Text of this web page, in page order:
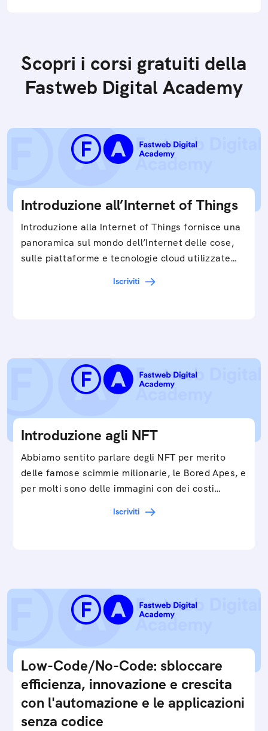
Scopri i corsi gratuiti della
Fastweb Digital Academy
Introduzione all’Internet of Things
Introduzione alla Internet of Things fornisce una
panoramica sul mondo dell’Internet delle cose,
sulle piattaforme e tecnologie cloud utilizzate
Iscriviti
Introduzione agli NFT
Abbiamo sentito parlare degli NFT per merito
delle famose scimmie milionarie, le Bored Apes, e
per molti sono delle immagini con dei costi…
Iscriviti
Low-Code/No-Code: sbloccare
efficienza, innovazione e crescita
con l'automazione e le applicazioni
senza codice